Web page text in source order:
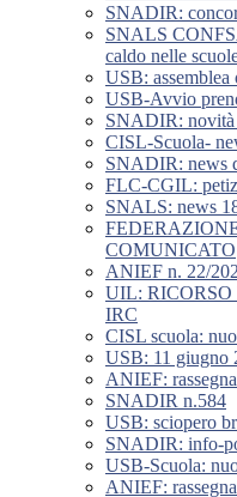
SNADIR:
SNALS
caldo nelle
USB:
USB-Avvio
SNADIR: novità
CISL-Scuola-
SNADIR: news
FLC-CGIL:
SNALS: news
COMUNICATO
ANIEF n. 22/
UIL:
IRC
CISL scuola:
USB: 11 giugno
ANIEF:
SNADIR n.584
USB: sciopero
SNADIR: info-
USB-Scuola:
ANIEF: